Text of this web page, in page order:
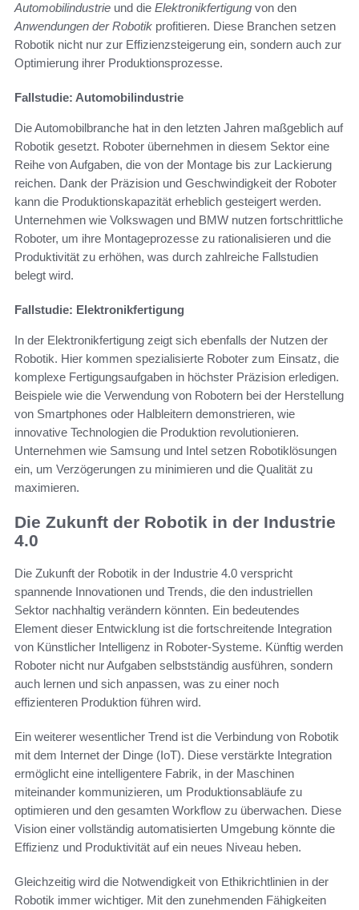
Automobilindustrie und die Elektronikfertigung von den
Anwendungen der Robotik profitieren. Diese Branchen setzen
Robotik nicht nur zur Effizienzsteigerung ein, sondern auch zur
Optimierung ihrer Produktionsprozesse.
Fallstudie: Automobilindustrie
Die Automobilbranche hat in den letzten Jahren maßgeblich auf
Robotik gesetzt. Roboter übernehmen in diesem Sektor eine
Reihe von Aufgaben, die von der Montage bis zur Lackierung
reichen. Dank der Präzision und Geschwindigkeit der Roboter
kann die Produktionskapazität erheblich gesteigert werden.
Unternehmen wie Volkswagen und BMW nutzen fortschrittliche
Roboter, um ihre Montageprozesse zu rationalisieren und die
Produktivität zu erhöhen, was durch zahlreiche Fallstudien
belegt wird.
Fallstudie: Elektronikfertigung
In der Elektronikfertigung zeigt sich ebenfalls der Nutzen der
Robotik. Hier kommen spezialisierte Roboter zum Einsatz, die
komplexe Fertigungsaufgaben in höchster Präzision erledigen.
Beispiele wie die Verwendung von Robotern bei der Herstellung
von Smartphones oder Halbleitern demonstrieren, wie
innovative Technologien die Produktion revolutionieren.
Unternehmen wie Samsung und Intel setzen Robotiklösungen
ein, um Verzögerungen zu minimieren und die Qualität zu
maximieren.
Die Zukunft der Robotik in der Industrie
4.0
Die Zukunft der Robotik in der Industrie 4.0 verspricht
spannende Innovationen und Trends, die den industriellen
Sektor nachhaltig verändern könnten. Ein bedeutendes
Element dieser Entwicklung ist die fortschreitende Integration
von Künstlicher Intelligenz in Roboter-Systeme. Künftig werden
Roboter nicht nur Aufgaben selbstständig ausführen, sondern
auch lernen und sich anpassen, was zu einer noch
effizienteren Produktion führen wird.
Ein weiterer wesentlicher Trend ist die Verbindung von Robotik
mit dem Internet der Dinge (IoT). Diese verstärkte Integration
ermöglicht eine intelligentere Fabrik, in der Maschinen
miteinander kommunizieren, um Produktionsabläufe zu
optimieren und den gesamten Workflow zu überwachen. Diese
Vision einer vollständig automatisierten Umgebung könnte die
Effizienz und Produktivität auf ein neues Niveau heben.
Gleichzeitig wird die Notwendigkeit von Ethikrichtlinien in der
Robotik immer wichtiger. Mit den zunehmenden Fähigkeiten